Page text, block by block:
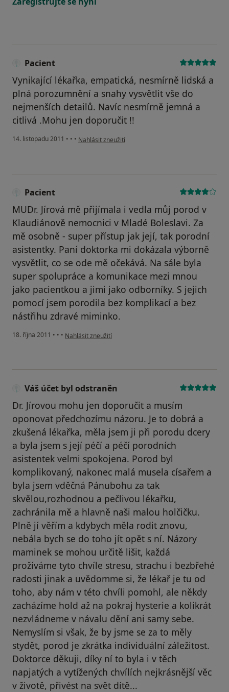
Pacient
Vynikající lékařka, empatická, nesmírně lidská a
plná porozumnění a snahy vysvětlit vše do
nejmenších detailů. Navíc nesmírně jemná a
citlivá .Mohu jen doporučit !!
14. listopadu 2011 • • • podle názoru uživatele Pacient
Nahlásit zneužití
Pacient
MUDr. Jírová mě přijímala i vedla můj porod v
Klaudiánově nemocnici v Mladé Boleslavi. Za
mě osobně - super přístup jak její, tak porodní
asistentky. Paní doktorka mi dokázala výborně
vysvětlit, co se ode mě očekává. Na sále byla
super spolupráce a komunikace mezi mnou
jako pacientkou a jimi jako odborníky. S jejich
pomocí jsem porodila bez komplikací a bez
nástřihu zdravé miminko.
18. října 2011 • • • podle názoru uživatele Pacient
Nahlásit zneužití
Váš účet byl odstraněn
Dr. Jírovou mohu jen doporučit a musím
oponovat předchozímu názoru. Je to dobrá a
zkušená lékařka, měla jsem ji při porodu dcery
a byla jsem s její péčí a péčí porodních
asistentek velmi spokojena. Porod byl
komplikovaný, nakonec malá musela císařem a
byla jsem vděčná Pánubohu za tak
skvělou,rozhodnou a pečlivou lékařku,
zachránila mě a hlavně naši malou holčičku.
Plně jí věřím a kdybych měla rodit znovu,
nebála bych se do toho jít opět s ní. Názory
maminek se mohou určitě lišit, každá
prožíváme tyto chvíle stresu, strachu i bezbřehé
radosti jinak a uvědomme si, že lékař je tu od
toho, aby nám v této chvíli pomohl, ale někdy
zacházíme hold až na pokraj hysterie a kolikrát
nezvládneme v návalu dění ani samy sebe.
Nemyslím si však, že by jsme se za to měly
stydět, porod je zkrátka individuální záležitost.
Doktorce děkuji, díky ní to byla i v těch
napjatých a vytížených chvílích nejkrásnější věc
v životě, přivést na svět dítě...